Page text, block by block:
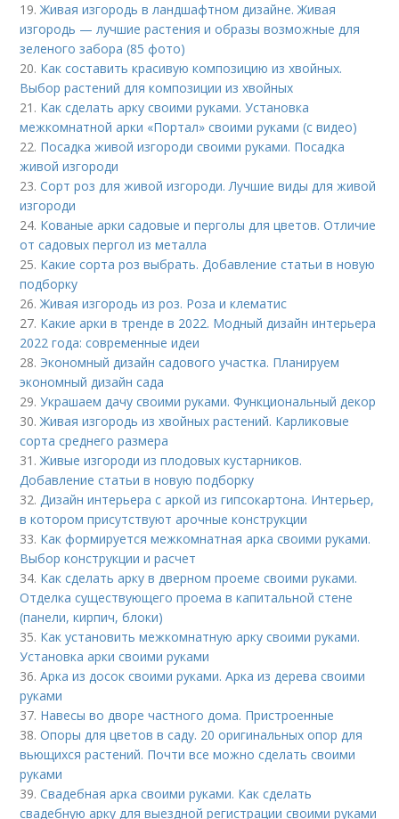
19.Живая изгородь в ландшафтном дизайне. Живая
изгородь — лучшие растения и образы возможные для
зеленого забора (85 фото)
20. Как составить красивую композицию из хвойных.
Выбор растений для композиции из хвойных
21. Как сделать арку своими руками. Установка
межкомнатной арки «Портал» своими руками (с видео)
22. Посадка живой изгороди своими руками. Посадка
живой изгороди
23.Сорт роз для живой изгороди. Лучшие виды для живой
изгороди
24. Кованые арки садовые и перголы для цветов. Отличие
от садовых пергол из металла
25. Какие сорта роз выбрать. Добавление статьи в новую
подборку
26.Живая изгородь из роз. Роза и клематис
27. Какие арки в тренде в 2022. Модный дизайн интерьера
2022 года: современные идеи
28. Экономный дизайн садового участка. Планируем
экономный дизайн сада
29.Украшаем дачу своими руками. Функциональный декор
30.Живая изгородь из хвойных растений. Карликовые
сорта среднего размера
31.Живые изгороди из плодовых кустарников.
Добавление статьи в новую подборку
32.Дизайн интерьера с аркой из гипсокартона. Интерьер,
в котором присутствуют арочные конструкции
33. Как формируется межкомнатная арка своими руками.
Выбор конструкции и расчет
34. Как сделать арку в дверном проеме своими руками.
Отделка существующего проема в капитальной стене
(панели, кирпич, блоки)
35. Как установить межкомнатную арку своими руками.
Установка арки своими руками
36.Арка из досок своими руками. Арка из дерева своими
руками
37. Навесы во дворе частного дома. Пристроенные
38.Опоры для цветов в саду. 20 оригинальных опор для
вьющихся растений. Почти все можно сделать своими
руками
39.Свадебная арка своими руками. Как сделать
свадебную арку для выездной регистрации своими руками